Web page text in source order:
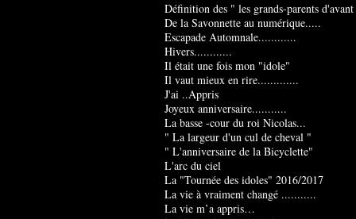
Définition des " les grands-parents
De la Savonnette au numérique.....
Escapade Automnale............
Hivers............
Il était une fois mon "idole"
Il vaut mieux en rire.............
J'ai ..Appris
Joyeux anniversaire...........
La basse -cour du roi Nicolas...
" La largeur d'un cul de cheval "
" L'anniversaire de la Bicyclette"
L'arc du ciel
La "Tournée des idoles" 2016/2017
La vie à vraiment changé ...........
La vie m’a appris…